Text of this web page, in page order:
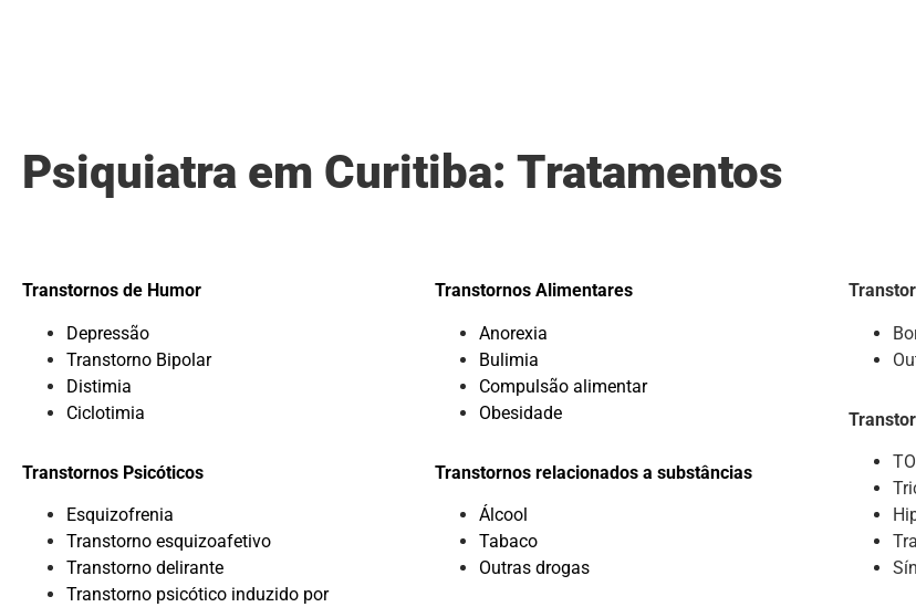
Psiquiatra em Curitiba: Tratamentos
Transtornos de Humor
Depressão
Transtorno Bipolar
Distimia
Ciclotimia
Transtornos Psicóticos
Esquizofrenia
Transtorno esquizoafetivo
Transtorno delirante
Transtorno psicótico induzido por
Transtornos Alimentares
Anorexia
Bulimia
Compulsão alimentar
Obesidade
Transtornos relacionados a substâncias
Álcool
Tabaco
Outras drogas